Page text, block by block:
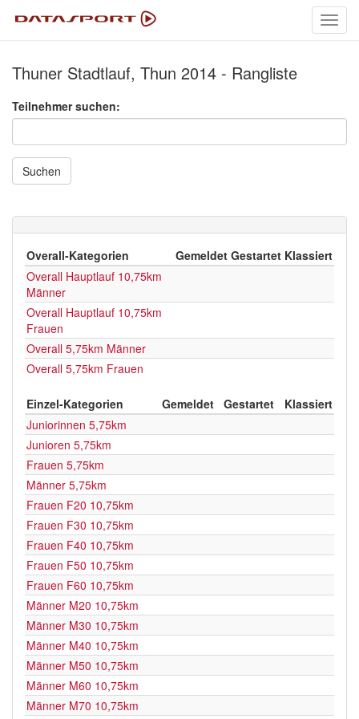
Thuner Stadtlauf, Thun 2014 - Rangliste
Teilnehmer suchen:
Suchen
Overall-Kategorien Gemeldet Gestartet Klassiert
Overall Hauptlauf 10,75km
Männer
Overall Hauptlauf 10,75km
Frauen
Overall 5,75km Männer
Overall 5,75km Frauen
Einzel-Kategorien Gemeldet Gestartet
Klassiert
Juniorinnen 5,75km
Junioren 5,75km
Frauen 5,75km
Männer 5,75km
Frauen F20 10,75km
Frauen F30 10,75km
Frauen F40 10,75km
Frauen F50 10,75km
Frauen F60 10,75km
Männer M20 10,75km
Männer M30 10,75km
Männer M40 10,75km
Männer M50 10,75km
Männer M60 10,75km
Männer M70 10,75km